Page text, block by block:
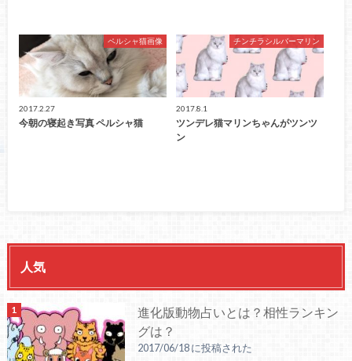
ペルシャ猫画像
2017.2.27
今朝の寝起き写真 ペルシャ猫
チンチラシルバーマリン
2017.8.1
ツンデレ猫マリンちゃんがツンツ
ン
人気
進化版動物占いとは？相性ランキン
グは？
2017/06/18 に投稿された